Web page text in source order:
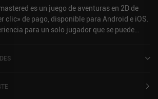
es un juego de aventuras en 2D de
clic» de pago, disponible para Android e iOS.
para un solo jugador que se puede
de 4,2 sobre 5,0 en Google Play y